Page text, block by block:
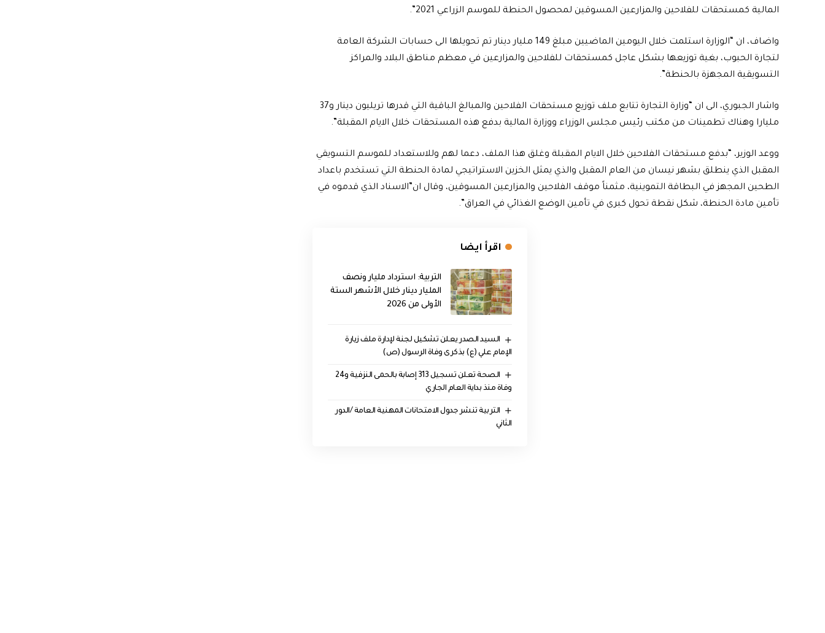
المالية كمستحقات للفلاحين والمزارعين المسوقين لمحصول الحنطة للموسم الزراعي 2021”.
واضاف، ان “الوزارة استلمت خلال اليومين الماضيين مبلغ 149 مليار دينار تم تحويلها الى حسابات الشركة العامة
لتجارة الحبوب، بغية توزيعها بشكل عاجل كمستحقات للفلاحين والمزارعين في معظم مناطق البلاد والمراكز
التسويقية المجهزة بالحنطة”.
واشار الجبوري، الى ان “وزارة التجارة تتابع ملف توزيع مستحقات الفلاحين والمبالغ الباقية التي قدرها تريليون دينار و37
مليارا وهناك تطمينات من مكتب رئيس مجلس الوزراء ووزارة المالية بدفع هذه المستحقات خلال الايام المقبلة”.
ووعد الوزير، “بدفع مستحقات الفلاحين خلال الايام المقبلة وغلق هذا الملف، دعما لهم وللاستعداد للموسم التسويقي
المقبل الذي ينطلق بشهر نيسان من العام المقبل والذي يمثل الخزين الاستراتيجي لمادة الحنطة التي تستخدم باعداد
الطحين المجهز في البطاقة التموينية، مثمناً موقف الفلاحين والمزارعين المسوقين، وقال ان”الاسناد الذي قدموه في
تأمين مادة الحنطة، شكل نقطة تحول كبرى في تأمين الوضع الغذائي في العراق”.
اقرأ ايضا
التربية: استرداد مليار ونصف
المليار دينار خلال الأشهر الستة
الأولى من 2026
السيد الصدر يعلن تشكيل لجنة لإدارة ملف زيارة
الإمام علي (ع) بذكرى وفاة الرسول (ص)
الصحة تعلن تسجيل 313 إصابة بالحمى النزفية و24
وفاة منذ بداية العام الجاري
التربية تنشر جدول الامتحانات المهنية العامة /الدور
الثاني